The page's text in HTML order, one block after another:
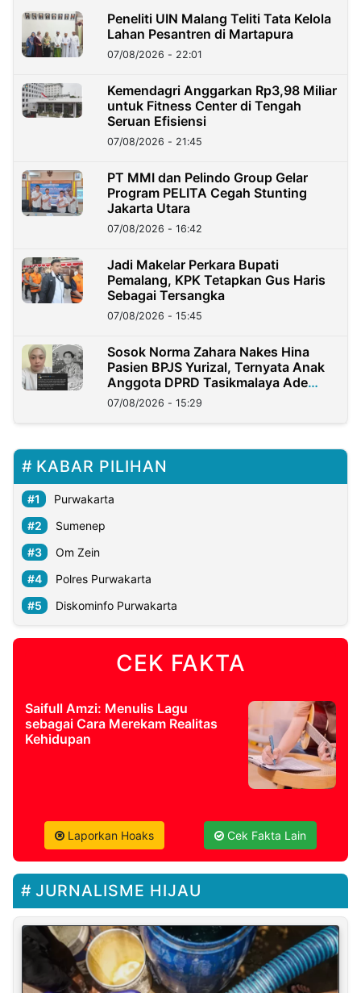
Peneliti UIN Malang Teliti Tata Kelola
Lahan Pesantren di Martapura
07/08/2026 - 22:01
Kemendagri Anggarkan Rp3,98 Miliar
untuk Fitness Center di Tengah
Seruan Efisiensi
07/08/2026 - 21:45
PT MMI dan Pelindo Group Gelar
Program PELITA Cegah Stunting
Jakarta Utara
07/08/2026 - 16:42
Jadi Makelar Perkara Bupati
Pemalang, KPK Tetapkan Gus Haris
Sebagai Tersangka
07/08/2026 - 15:45
Sosok Norma Zahara Nakes Hina
Pasien BPJS Yurizal, Ternyata Anak
Anggota DPRD Tasikmalaya Ade
Lukman
07/08/2026 - 15:29
KABAR PILIHAN
Purwakarta
Sumenep
Om Zein
Polres Purwakarta
Diskominfo Purwakarta
CEK FAKTA
Saifull Amzi: Menulis Lagu
sebagai Cara Merekam Realitas
Kehidupan
Laporkan Hoaks Cek Fakta Lain
JURNALISME HIJAU